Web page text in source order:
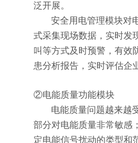
泛开展。
安全用电管理模块对电
式采集现场数据，实时发
叫等方式及时预警，有效
患分析报告，实时评估企
②电能质量功能模块
电能质量问题越来越受
部分对电能质量非常敏感
定电能信号扰动的类型和